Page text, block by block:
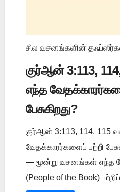
சில வசனங்களின்
குர்ஆன் 3:113,
எந்த
பேசுகிறது?
குர்ஆன் 3:113, 114, 115
வேதக்காரர்களைப் பற்றி
— மூன்று வசனங்கள் எந்த
(People of the Book)